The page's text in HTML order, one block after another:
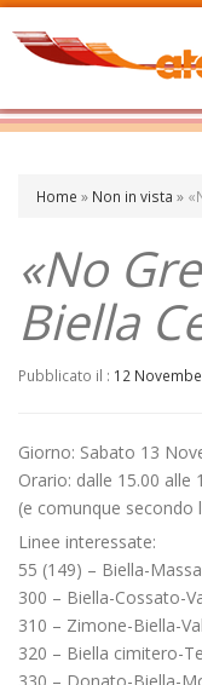
Home » Non in vista »
«No
Biella
Pubblicato il : 12
Giorno: Sabato 13
Orario: dalle 15.00 alle
(e comunque secondo
Linee interessate:
55 (149) – Biella-
300 – Biella-Cossato-
310 – Zimone-Biella-
320 – Biella cimitero-